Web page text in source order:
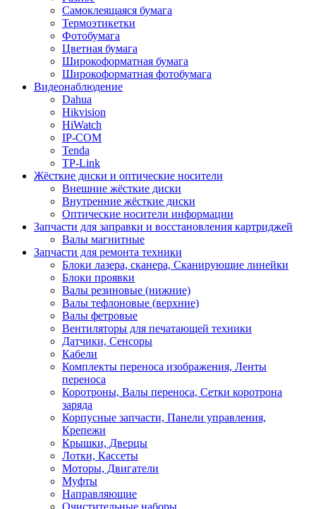
Самоклеящаяся бумага
Термоэтикетки
Фотобумага
Цветная бумага
Широкоформатная бумага
Широкоформатная фотобумага
Видеонаблюдение
Dahua
Hikvision
HiWatch
IP-COM
Tenda
TP-Link
Жёсткие диски и оптические носители
Внешние жёсткие диски
Внутренние жёсткие диски
Оптические носители информации
Запчасти для заправки и восстановления картриджей
Валы магнитные
Запчасти для ремонта техники
Блоки лазера, сканера, Сканирующие линейки
Блоки проявки
Валы резиновые (нижние)
Валы тефлоновые (верхние)
Валы фетровые
Вентиляторы для печатающей техники
Датчики, Сенсоры
Кабели
Комплекты переноса изображения, Ленты
переноса
Коротроны, Валы переноса, Сетки коротрона
заряда
Корпусные запчасти, Панели управления,
Крепежи
Крышки, Дверцы
Лотки, Кассеты
Моторы, Двигатели
Муфты
Направляющие
Очистительные наборы